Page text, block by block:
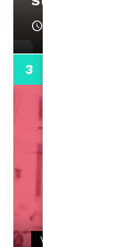
VIDEOS